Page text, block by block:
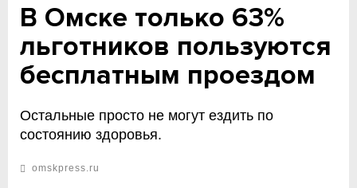
В Омске только 63%
льготников пользуются
бесплатным проездом
Остальные просто не могут ездить по
состоянию здоровья.
omskpress.ru